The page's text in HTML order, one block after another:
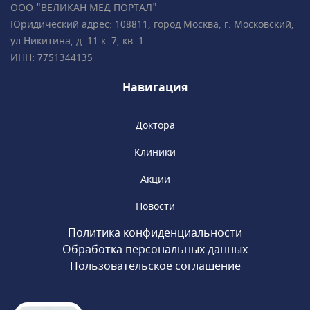
систем, элайнеров, съемных и несъемных
ортодонтических аппаратов.Все
специалисты клиники обладают
многолетним опытом успешной работы
и современным взглядом на медицину.
ООО "ВЕЛИКАН МЕД ПОРТАЛ"
Юридический адрес: 108811, город Москва, г. Московский,
ул Никитина, д. 11 к. 7, кв. 1
ИНН: 7751344135
Навигация
Доктора
Клиники
Акции
Новости
Политика конфиденциальности
Обработка персональных данных
Пользовательское соглашение